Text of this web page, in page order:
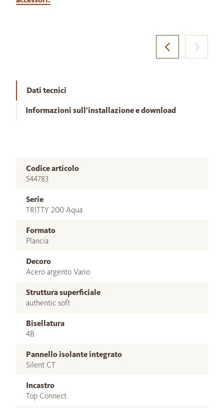
Dati tecnici
Informazioni sull'installazione e download
Codice articolo
544783
Serie
TRITTY 200 Aqua
Formato
Plancia
Decoro
Acero argento Vario
Struttura superficiale
authentic soft
Bisellatura
4B
Pannello isolante integrato
Silent CT
Incastro
Top Connect